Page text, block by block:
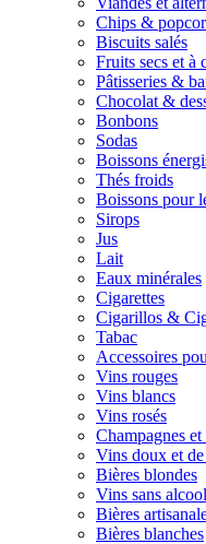
Chips &
Biscuits salés
Fruits secs et à
Pâtisseries &
Chocolat &
Bonbons
Sodas
Boissons
Thés froids
Boissons pour
Sirops
Jus
Lait
Eaux minérales
Cigarettes
Cigarillos &
Tabac
Accessoires
Vins rouges
Vins blancs
Vins rosés
Champagnes
Vins doux et de
Bières blondes
Vins sans alcool
Bières
Bières blanches